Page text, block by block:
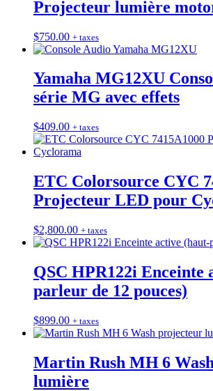
Projecteur lumière
$750.00 + taxes
Yamaha MG12XU
série MG avec effets
$409.00 + taxes
ETC Colorsource CYC
Projecteur LED pour
$2,800.00 + taxes
QSC HPR122i Enceinte
parleur de 12 pouces)
$899.00 + taxes
Martin Rush MH 6
lumière